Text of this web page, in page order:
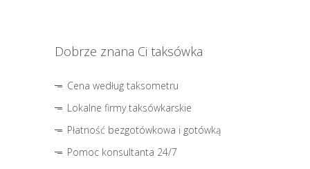
Dobrze znana Ci taksówka
Cena według taksometru
Lokalne firmy taksówkarskie
Płatność bezgotówkowa i gotówką
Pomoc konsultanta 24/7